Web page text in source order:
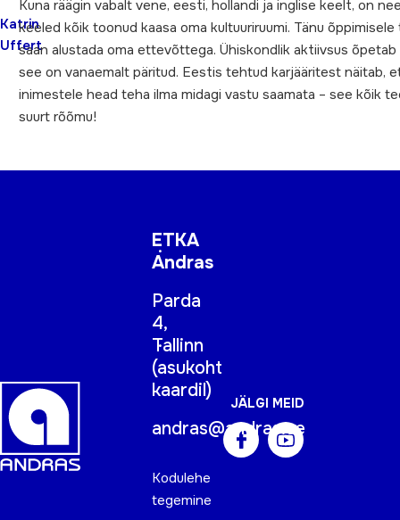
Katrin
Uffert
Kuna räägin vabalt vene, eesti, hollandi ja inglise keelt, on
keeled kõik toonud kaasa oma kultuuriruumi. Tänu õppimisele
saan alustada oma ettevõttega. Ühiskondlik aktiivsus õpetab
see on vanaemalt päritud. Eestis tehtud karjääritest näitab,
inimestele head teha ilma midagi vastu saamata – see kõik
suurt rõõmu!
ETKA
Andras
Parda
4,
Tallinn
(asukoht
kaardil)
andras@andras.ee
Kodulehe
tegemine
JÄLGI MEID